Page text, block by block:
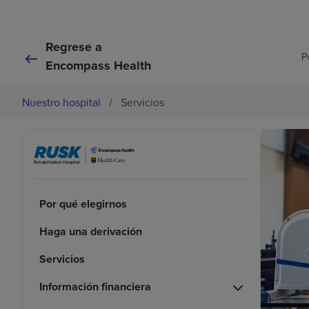
Regrese a
Encompass Health
Nuestro hospital / Servicios
Por qué elegirnos
Haga una derivación
Servicios
Información financiera